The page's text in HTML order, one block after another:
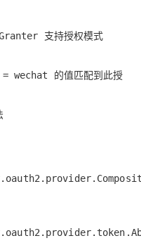
支持授权模式
的值匹配到此授